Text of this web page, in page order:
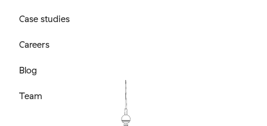
Case studies
Careers
Blog
Team